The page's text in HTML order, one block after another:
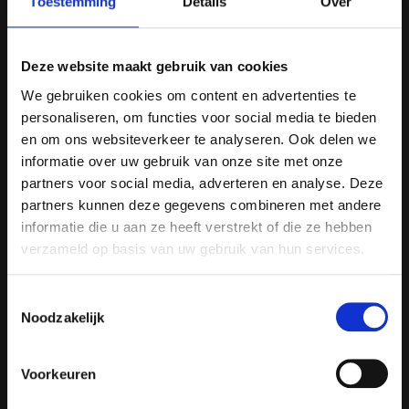
Deze website maakt gebruik van cookies
We gebruiken cookies om content en advertenties te
personaliseren, om functies voor social media te bieden
en om ons websiteverkeer te analyseren. Ook delen we
informatie over uw gebruik van onze site met onze
partners voor social media, adverteren en analyse. Deze
partners kunnen deze gegevens combineren met andere
informatie die u aan ze heeft verstrekt of die ze hebben
verzameld op basis van uw gebruik van hun services.
Noodzakelijk
Voorkeuren
Jacuzzi
Geniet van ultieme ontspanning door de
instelbare waterdruk op de massagestralen
en de mogelijkheid om uw favoriete jets
onderling te verwisselen.
Verlicht uw spa en creëer de perfecte setting
met ons Aurora LED verlichting pakket. Kies
tussen ontspannen of entertainment standen.
Geniet van het rustgevende en kabbelende
Aurora LED verlichting.
Finse Sauna